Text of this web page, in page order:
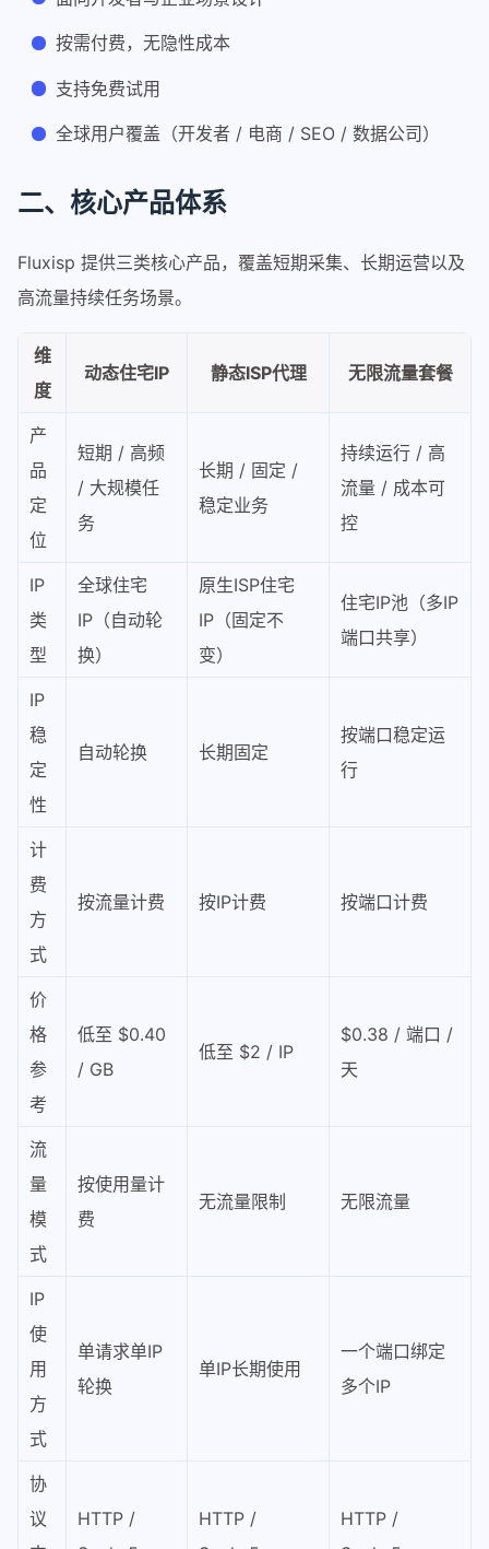
按需付费，无隐性成本
支持免费试用
全球用户覆盖（开发者 / 电商 / SEO / 数据公司）
二、核心产品体系
Fluxisp 提供三类核心产品，覆盖短期采集、长期运营以及
高流量持续任务场景。
维
度
动态住宅IP 静态ISP代理 无限流量套餐
产
品
定
位
短期 / 高频
/ 大规模任
务
长期 / 固定 /
稳定业务
持续运行 / 高
流量 / 成本可
控
IP
类
型
全球住宅
IP（自动轮
换）
原生ISP住宅
IP（固定不
变）
住宅IP池（多IP
端口共享）
IP
稳
定
性
自动轮换 长期固定
按端口稳定运
行
计
费
方
式
按流量计费 按IP计费 按端口计费
价
格
参
考
低至 $0.40
/ GB
低至 $2 / IP
$0.38 / 端口 /
天
流
量
模
式
按使用量计
费
无流量限制 无限流量
IP
使
用
方
式
单请求单IP
轮换
单IP长期使用
一个端口绑定
多个IP
协
议
HTTP /
HTTP /
HTTP /